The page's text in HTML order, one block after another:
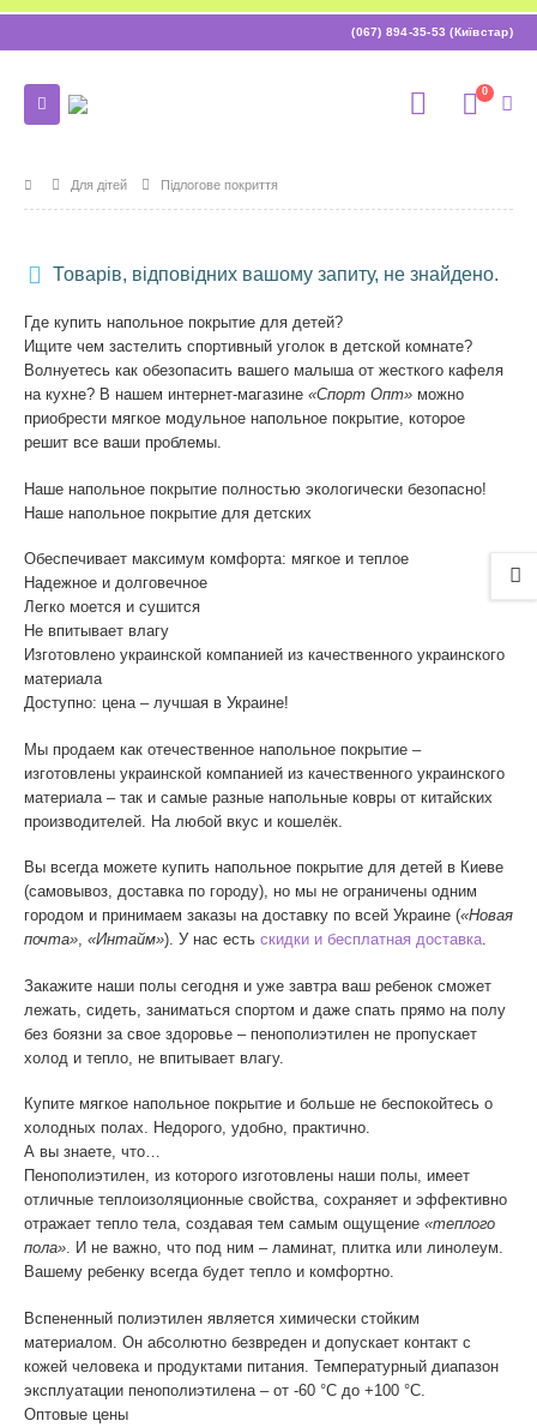
(067) 894-35-53 (Київстар)
0
Для дітей Підлогове покриття
Товарів, відповідних вашому запиту, не знайдено.
Где купить напольное покрытие для детей?
Ищите чем застелить спортивный уголок в детской комнате?
Волнуетесь как обезопасить вашего малыша от жесткого кафеля
на кухне? В нашем интернет-магазине «Спорт Опт» можно
приобрести мягкое модульное напольное покрытие, которое
решит все ваши проблемы.
Наше напольное покрытие полностью экологически безопасно!
Наше напольное покрытие для детских
Обеспечивает максимум комфорта: мягкое и теплое
Надежное и долговечное
Легко моется и сушится
Не впитывает влагу
Изготовлено украинской компанией из качественного украинского
материала
Доступно: цена – лучшая в Украине!
Мы продаем как отечественное напольное покрытие –
изготовлены украинской компанией из качественного украинского
материала – так и самые разные напольные ковры от китайских
производителей. На любой вкус и кошелёк.
Вы всегда можете купить напольное покрытие для детей в Киеве
(самовывоз, доставка по городу), но мы не ограничены одним
городом и принимаем заказы на доставку по всей Украине («Новая
почта», «Интайм»). У нас есть скидки и бесплатная доставка.
Закажите наши полы сегодня и уже завтра ваш ребенок сможет
лежать, сидеть, заниматься спортом и даже спать прямо на полу
без боязни за свое здоровье – пенополиэтилен не пропускает
холод и тепло, не впитывает влагу.
Купите мягкое напольное покрытие и больше не беспокойтесь о
холодных полах. Недорого, удобно, практично.
А вы знаете, что…
Пенополиэтилен, из которого изготовлены наши полы, имеет
отличные теплоизоляционные свойства, сохраняет и эффективно
отражает тепло тела, создавая тем самым ощущение «теплого
пола». И не важно, что под ним – ламинат, плитка или линолеум.
Вашему ребенку всегда будет тепло и комфортно.
Вспененный полиэтилен является химически стойким
материалом. Он абсолютно безвреден и допускает контакт с
кожей человека и продуктами питания. Температурный диапазон
эксплуатации пенополиэтилена – от -60 °С до +100 °С.
Оптовые цены